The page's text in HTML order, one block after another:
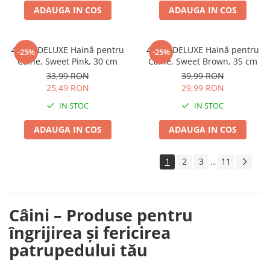
ADAUGA IN COS ADAUGA IN COS
-25%
4DOG DELUXE Haină pentru
Câine, Sweet Pink, 30 cm
33,99 RON
25,49 RON
IN STOC
ADAUGA IN COS
-25%
4DOG DELUXE Haină pentru
Câine, Sweet Brown, 35 cm
39,99 RON
29,99 RON
IN STOC
ADAUGA IN COS
1 2 3 ... 11
Câini – Produse pentru
îngrijirea și fericirea
patrupedului tău